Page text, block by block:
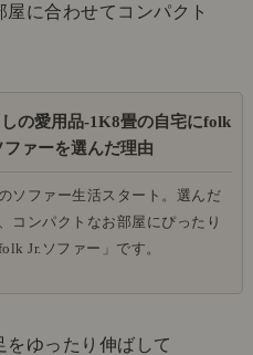
に合わせてコンパクト
の愛用品-1K8畳の自宅にfolk
ァーを選んだ理由
ソファー生活スタート。選んだ
コンパクトなお部屋にぴったり
Jr.ソファー」です。
をゆったり伸ばして